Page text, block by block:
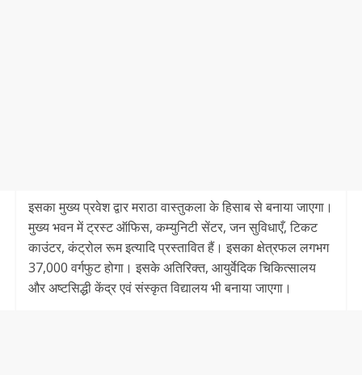
इसका मुख्य प्रवेश द्वार मराठा वास्तुकला के हिसाब से बनाया जाएगा।
मुख्य भवन में ट्रस्ट ऑफिस, कम्युनिटी सेंटर, जन सुविधाएँ, टिकट
काउंटर, कंट्रोल रूम इत्यादि प्रस्तावित हैं। इसका क्षेत्रफल लगभग
37,000 वर्गफुट होगा। इसके अतिरिक्त, आयुर्वेदिक चिकित्सालय
और अष्टसिद्धी केंद्र एवं संस्कृत विद्यालय भी बनाया जाएगा।